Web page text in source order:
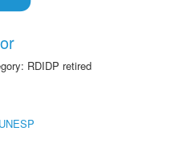
RDIDP retired